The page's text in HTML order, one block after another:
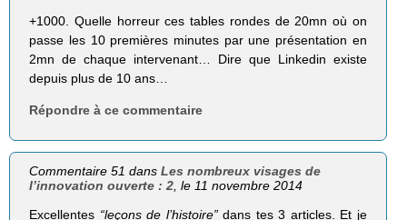
+1000. Quelle horreur ces tables rondes de 20mn où on
passe les 10 premières minutes par une présentation en
2mn de chaque intervenant… Dire que Linkedin existe
depuis plus de 10 ans…
Répondre à ce commentaire
Commentaire 51 dansLes nombreux visages de
l’innovation ouverte : 2 , le 11 novembre 2014
Excellentes “leçons de l’histoire”dans tes 3 articles. Et je